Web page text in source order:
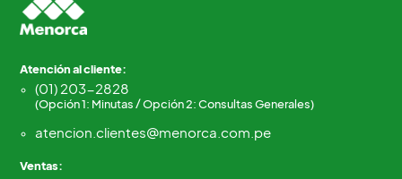
Atención al cliente:
(01) 203-2828
(Opción 1: Minutas / Opción 2: Consultas Generales)
atencion.clientes@menorca.com.pe
Ventas: